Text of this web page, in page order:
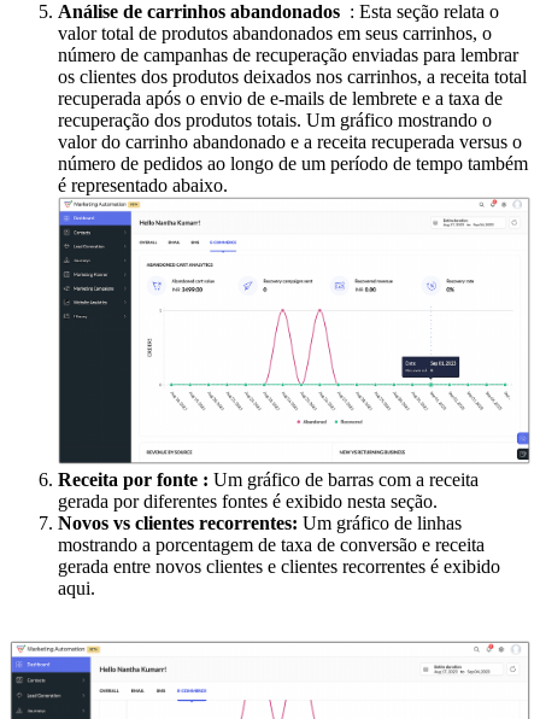
Análise de carrinhos abandonados : Esta seção relata o
valor total de produtos abandonados em seus carrinhos, o
número de campanhas de recuperação enviadas para lembrar
os clientes dos produtos deixados nos carrinhos, a receita total
recuperada após o envio de e-mails de lembrete e a taxa de
recuperação dos produtos totais. Um gráfico mostrando o
valor do carrinho abandonado e a receita recuperada versus o
número de pedidos ao longo de um período de tempo também
é representado abaixo.
Receita por fonte : Um gráfico de barras com a receita
gerada por diferentes fontes é exibido nesta seção.
Novos vs clientes recorrentes: Um gráfico de linhas
mostrando a porcentagem de taxa de conversão e receita
gerada entre novos clientes e clientes recorrentes é exibido
aqui.